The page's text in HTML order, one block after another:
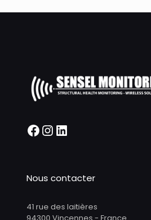
Nous contacter
41 rue des laitières
94300 Vincennes - France